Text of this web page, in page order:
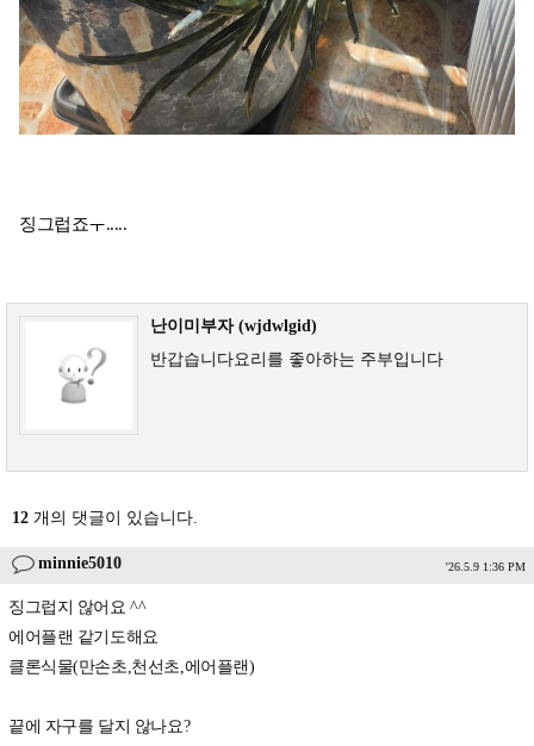
징그럽죠ㅜ.....
난이미부자 (wjdwlgid)
반갑습니다요리를 좋아하는 주부입니다
12 개의 댓글이 있습니다.
minnie5010 '26.5.9 1:36 PM
징그럽지 않어요 ^^
에어플랜 같기도해요
클론식물(만손초,천선초,에어플랜)
끝에 자구를 달지 않나요?